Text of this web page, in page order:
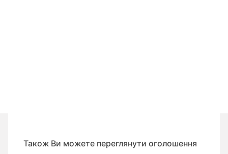
Також Ви можете переглянути оголошення